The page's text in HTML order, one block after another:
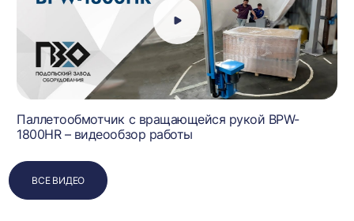
Паллетообмотчик с вращающейся рукой BPW-
1800HR – видеообзор работы
ВСЕ ВИДЕО